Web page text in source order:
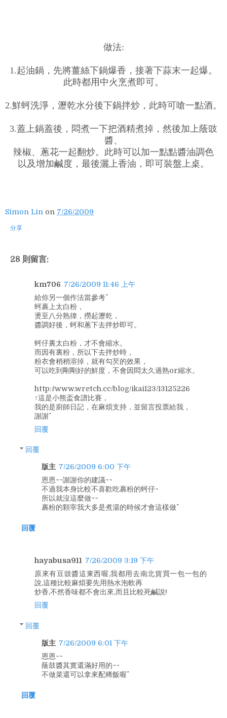
做法:
1.起油鍋，先將薑絲下鍋爆香，接著下蒜末一起爆。
此時都用中火烹煮即可。
2.鮮蚵洗淨，瀝乾水分後下鍋拌炒，此時可嗆一點酒。
3.蓋上鍋蓋後，悶煮一下把酒精煮掉，然後加上蔭豉
醬、
辣椒、蔥花一起翻炒。此時可以加一點點醬油調色
以及增加鹹度，最後灑上香油，即可裝盤上桌。
Simon Lin on 7/26/2009
分享
28 則留言:
km706 7/26/2009 11:46 上午
給你另一個作法當參考^^
蚵裹上太白粉，
燙至八分熟徫，撈起瀝乾，
醬調好後，蚵和蔥下去拌炒即可。
蚵仔裏太白粉，才不會縮水。
而因有裏粉，所以下去拌炒時，
粉衣會稍稍溶掉，就有勾芡的效果，
可以吃到剛剛好的鮮度，不會因悶太久過熟or縮水。
http://www.wretch.cc/blog/ikai123/13125226
↑這是小熊盃食譜比賽，
我的是廚師日記，在麻煩支持，並留言投票給我，
謝謝^^
回覆
回覆
版主 7/26/2009 6:00 下午
恩恩~~謝謝你的建議~~
不過我本身比較不喜歡吃裹粉的蚵仔~
所以就沒這麼做~~
裹粉的顆宰我大多是煮湯的時候才會這樣做^^
回覆
hayabusa911 7/26/2009 3:19 下午
原來有豆豉醬這東西喔,我都用去南北貨買一包一包的
說,這種比較麻煩要先用熱水泡軟再
炒香,不然香味都不會出來,而且比較死鹹說!
回覆
回覆
版主 7/26/2009 6:01 下午
恩恩~~
蔭鼓醬其實還滿好用的~~
不做菜還可以拿來配稀飯喔^^
回覆